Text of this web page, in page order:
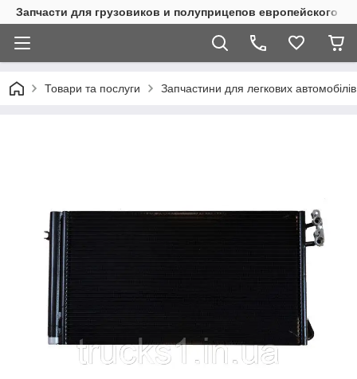
Запчасти для грузовиков и полуприцепов европейского
Товари та послуги Запчастини для легкових автомобілів